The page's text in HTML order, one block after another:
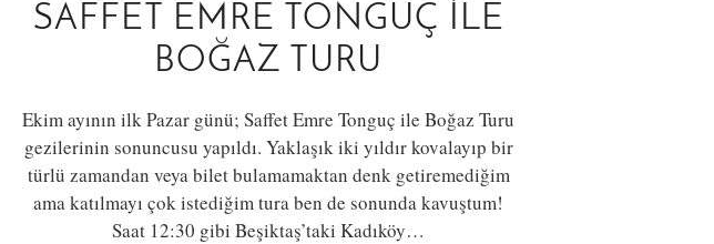
SAFFET EMRE TONGUÇ ILE
BOĞAZ TURU
Ekim ayının ilk Pazar günü; Saffet Emre Tonguç ile Boğaz Turu
gezilerinin sonuncusu yapıldı. Yaklaşık iki yıldır kovalayıp bir
türlü zamandan veya bilet bulamamaktan denk getiremediğim
ama katılmayı çok istediğim tura ben de sonunda kavuştum!
Saat 12:30 gibi Beşiktaş’taki Kadıköy…